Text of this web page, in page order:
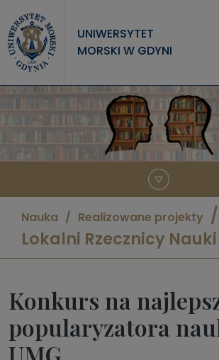
UNIWERSYTET
MORSKI W GDYNI
UNIWERSYTET
STUDIA
Nauka Realizowane projekty
Lokalni Rzecznicy Nauki
Konkurs na
popularyzatora